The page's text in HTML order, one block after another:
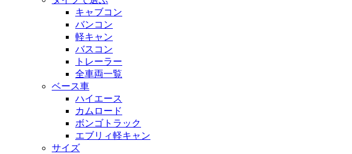
キャブコン
バンコン
軽キャン
バスコン
トレーラー
全車両一覧
ベース車
ハイエース
カムロード
ボンゴトラック
エブリィ軽キャン
サイズ